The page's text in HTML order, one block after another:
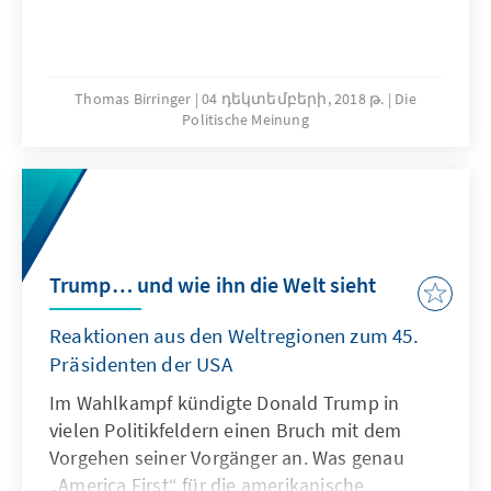
Thomas Birringer 04 դեկտեմբերի, 2018 թ.
Die
Politische Meinung
Trump… und wie ihn die Welt sieht
Reaktionen aus den Weltregionen zum 45.
Präsidenten der USA
Im Wahlkampf kündigte Donald Trump in
vielen Politikfeldern einen Bruch mit dem
Vorgehen seiner Vorgänger an. Was genau
„America First“ für die amerikanische